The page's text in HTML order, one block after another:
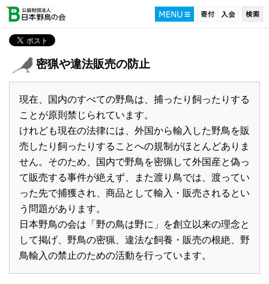
密猟や違法販売の防止
現在、国内のすべての野鳥は、捕ったり飼ったりする
ことが原則禁じられています。
けれども現在の法律には、外国から輸入した野鳥を販
売したり飼ったりすることへの規制がほとんどありま
せん。そのため、国内で野鳥を密猟して外国産と偽っ
て販売する事件が絶えず、また渡り鳥では、渡ってい
った先で捕獲され、商品として輸入・販売されるとい
う問題があります。
日本野鳥の会は「野の鳥は野に」を創立以来の理念と
して掲げ、野鳥の密猟、違法な飼養・販売の根絶、野
鳥輸入の禁止のための活動を行っています。